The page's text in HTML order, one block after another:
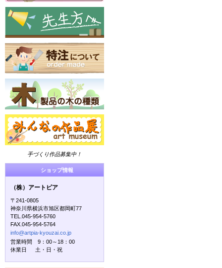
手づくり作品募集中！
ショップ情報
（株）アートピア
〒241-0805
神奈川県横浜市旭区都岡町77
TEL.045-954-5760
FAX.045-954-5764
info@artpia-kyouzai.co.jp
営業時間 9：00～18：00
休業日 土・日・祝